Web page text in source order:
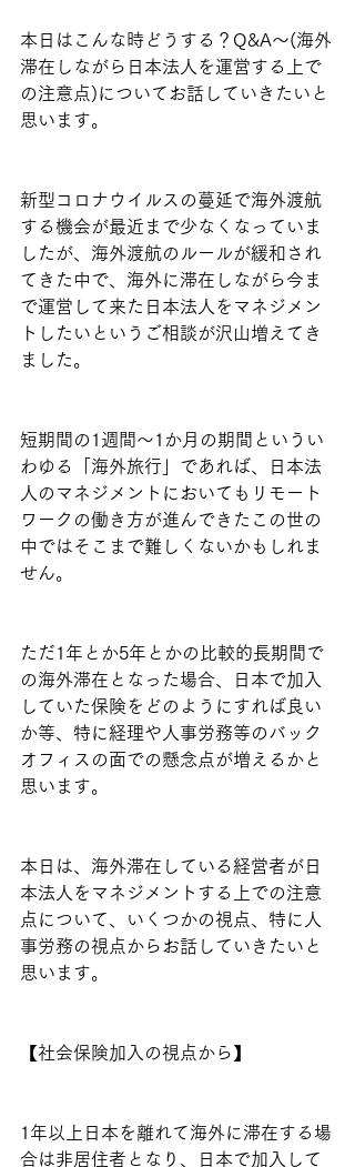
本日はこんな時どうする？Q&A～(海外
滞在しながら日本法人を運営する上で
の注意点)についてお話していきたいと
思います。
新型コロナウイルスの蔓延で海外渡航
する機会が最近まで少なくなっていま
したが、海外渡航のルールが緩和され
てきた中で、海外に滞在しながら今ま
で運営して来た日本法人をマネジメン
トしたいというご相談が沢山増えてき
ました。
短期間の1週間～1か月の期間というい
わゆる「海外旅行」であれば、日本法
人のマネジメントにおいてもリモート
ワークの働き方が進んできたこの世の
中ではそこまで難しくないかもしれま
せん。
ただ1年とか5年とかの比較的長期間で
の海外滞在となった場合、日本で加入
していた保険をどのようにすれば良い
か等、特に経理や人事労務等のバック
オフィスの面での懸念点が増えるかと
思います。
本日は、海外滞在している経営者が日
本法人をマネジメントする上での注意
点について、いくつかの視点、特に人
事労務の視点からお話していきたいと
思います。
【社会保険加入の視点から】
1年以上日本を離れて海外に滞在する場
合は非居住者となり、日本で加入して